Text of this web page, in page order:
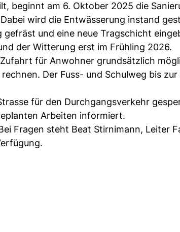
beginnt am 6. Oktober 2025 die
wird die Entwässerung instand
und eine neue Tragschicht
der Witterung erst im Frühling 2026.
für Anwohner grundsätzlich
Der Fuss- und Schulweg bis
für den Durchgangsverkehr
Arbeiten informiert.
Fragen steht Beat Stirnimann, Leiter